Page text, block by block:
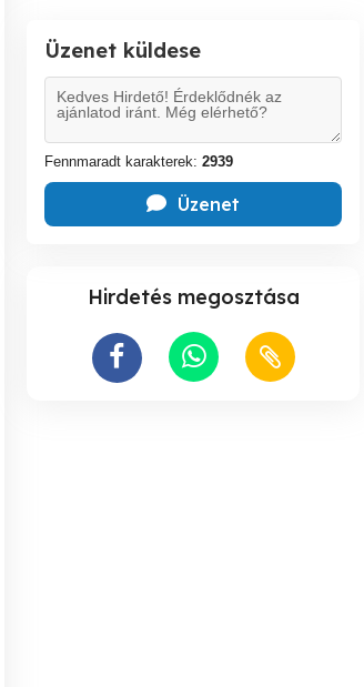
Üzenet küldese
Fennmaradt karakterek: 2939
Üzenet
Hirdetés megosztása